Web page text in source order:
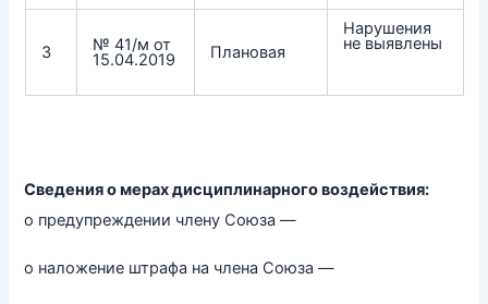
3 № 41/м от
15.04.2019 Плановая
Нарушения
не выявлены
Сведения о мерах дисциплинарного воздействия:
о предупреждении члену Союза —
о наложение штрафа на члена Союза —